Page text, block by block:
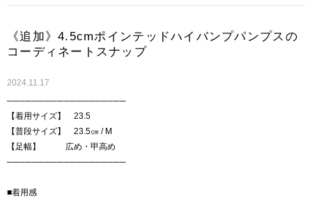
《追加》4.5cmポインテッドハイバンプパンプスの
コーディネートスナップ
2024.11.17
───────────────────
【着用サイズ】 23.5
【普段サイズ】 23.5㎝ / M
【足幅】 広め・甲高め
───────────────────
■着用感